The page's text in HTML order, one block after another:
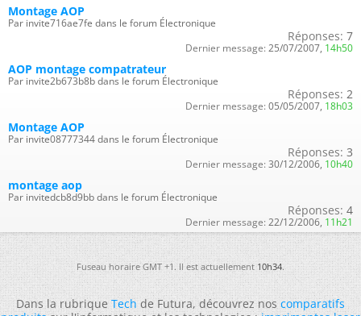
Montage AOP
Par invite716ae7fe dans le forum Électronique
Réponses: 7
Dernier message: 25/07/2007, 14h50
AOP montage compatrateur
Par invite2b673b8b dans le forum Électronique
Réponses: 2
Dernier message: 05/05/2007, 18h03
Montage AOP
Par invite08777344 dans le forum Électronique
Réponses: 3
Dernier message: 30/12/2006, 10h40
montage aop
Par invitedcb8d9bb dans le forum Électronique
Réponses: 4
Dernier message: 22/12/2006, 11h21
Fuseau horaire GMT +1. Il est actuellement10h34.
Dans la rubriqueTechde Futura, découvrez noscomparatifs